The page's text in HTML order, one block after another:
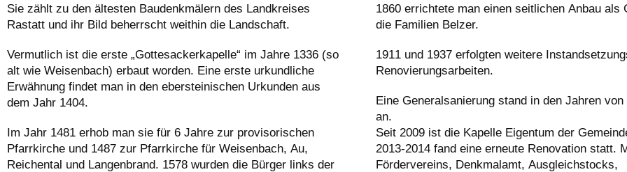
Sie zählt zu den ältesten Baudenkmälern des Landkreises
Rastatt und ihr Bild beherrscht weithin die Landschaft.
Vermutlich ist die erste „Gottesackerkapelle“ im Jahre 1336 (so
alt wie Weisenbach) erbaut worden. Eine erste urkundliche
Erwähnung findet man in den ebersteinischen Urkunden aus
dem Jahr 1404.
Im Jahr 1481 erhob man sie für 6 Jahre zur provisorischen
Pfarrkirche und 1487 zur Pfarrkirche für Weisenbach, Au,
Reichental und Langenbrand. 1578 wurden die Bürger links der
1860 errichtete man einen seitlichen Anbau als
die Familien Belzer.
1911 und 1937 erfolgten weitere
Renovierungsarbeiten.
Eine Generalsanierung stand in den Jahren
an.
Seit 2009 ist die Kapelle Eigentum der
2013-2014 fand eine erneute Renovation statt.
Fördervereins, Denkmalamt, Ausgleichstocks,